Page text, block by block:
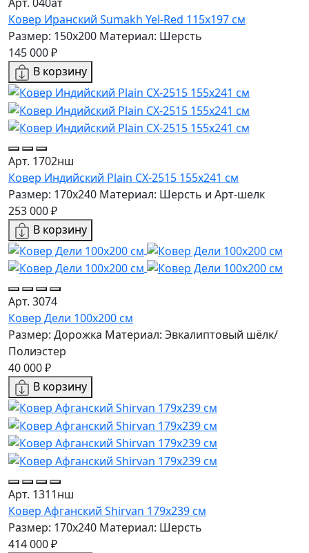
Арт. 040ат
Ковер Иранский Sumakh Yel-Red 115x197 см
Размер: 150x200 Материал: Шерсть
145 000 ₽
В корзину
Арт. 1702нш
Ковер Индийский Plain CX-2515 155x241 см
Размер: 170x240 Материал: Шерсть и Арт-шелк
253 000 ₽
В корзину
Арт. 3074
Ковер Дели 100х200 см
Размер: Дорожка Материал: Эвкалиптовый шёлк/
Полиэстер
40 000 ₽
В корзину
Арт. 1311нш
Ковер Афганский Shirvan 179x239 см
Размер: 170x240 Материал: Шерсть
414 000 ₽